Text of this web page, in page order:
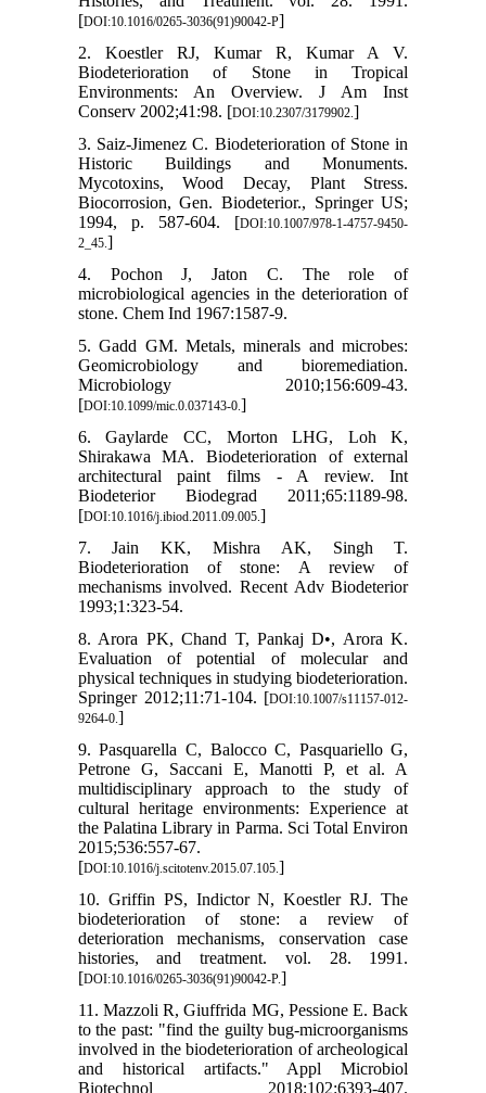
[DOI:10.1016/0265-3036(91)90042-P]
2. Koestler RJ, Kumar R, Kumar A V.
Biodeterioration of Stone in Tropical
Environments: An Overview. J Am Inst
Conserv 2002;41:98. [DOI:10.2307/3179902.]
3. Saiz-Jimenez C. Biodeterioration of Stone in
Historic Buildings and Monuments.
Mycotoxins, Wood Decay, Plant Stress.
Biocorrosion, Gen. Biodeterior., Springer US;
1994, p. 587-604. [DOI:10.1007/978-1-4757-9450-
2_45.]
4. Pochon J, Jaton C. The role of
microbiological agencies in the deterioration of
stone. Chem Ind 1967:1587-9.
5. Gadd GM. Metals, minerals and microbes:
Geomicrobiology and bioremediation.
Microbiology 2010;156:609-43.
[DOI:10.1099/mic.0.037143-0.]
6. Gaylarde CC, Morton LHG, Loh K,
Shirakawa MA. Biodeterioration of external
architectural paint films - A review. Int
Biodeterior Biodegrad 2011;65:1189-98.
[DOI:10.1016/j.ibiod.2011.09.005.]
7. Jain KK, Mishra AK, Singh T.
Biodeterioration of stone: A review of
mechanisms involved. Recent Adv Biodeterior
1993;1:323-54.
8. Arora PK, Chand T, Pankaj D•, Arora K.
Evaluation of potential of molecular and
physical techniques in studying biodeterioration.
Springer 2012;11:71-104. [DOI:10.1007/s11157-012-
9264-0.]
9. Pasquarella C, Balocco C, Pasquariello G,
Petrone G, Saccani E, Manotti P, et al. A
multidisciplinary approach to the study of
cultural heritage environments: Experience at
the Palatina Library in Parma. Sci Total Environ
2015;536:557-67.
[DOI:10.1016/j.scitotenv.2015.07.105.]
10. Griffin PS, Indictor N, Koestler RJ. The
biodeterioration of stone: a review of
deterioration mechanisms, conservation case
histories, and treatment. vol. 28. 1991.
[DOI:10.1016/0265-3036(91)90042-P.]
11. Mazzoli R, Giuffrida MG, Pessione E. Back
to the past: "find the guilty bug-microorganisms
involved in the biodeterioration of archeological
and historical artifacts." Appl Microbiol
Biotechnol 2018;102:6393-407.